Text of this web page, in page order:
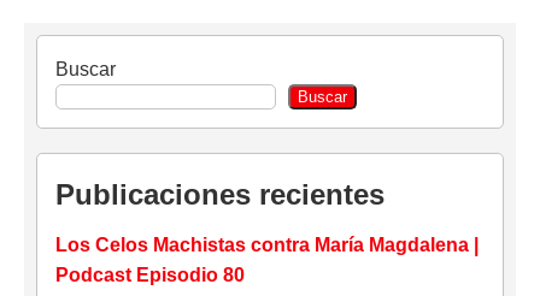
Buscar
Buscar
Publicaciones recientes
Los Celos Machistas contra María Magdalena |
Podcast Episodio 80